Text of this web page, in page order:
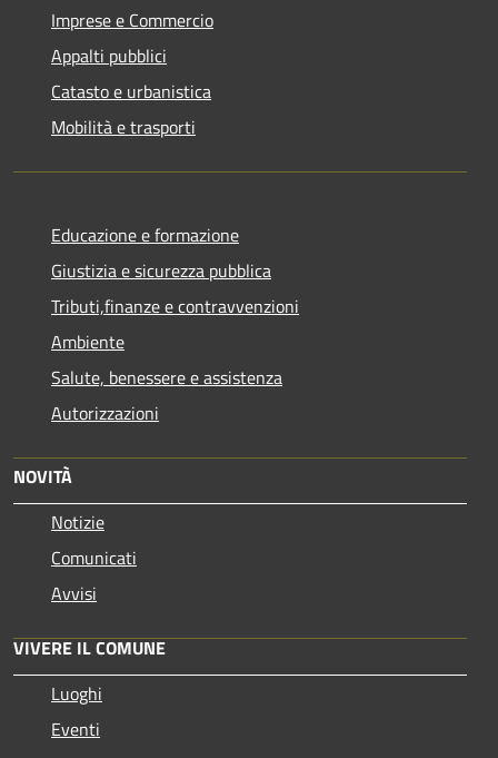
Imprese e Commercio
Appalti pubblici
Catasto e urbanistica
Mobilità e trasporti
Educazione e formazione
Giustizia e sicurezza pubblica
Tributi,finanze e contravvenzioni
Ambiente
Salute, benessere e assistenza
Autorizzazioni
NOVITÀ
Notizie
Comunicati
Avvisi
VIVERE IL COMUNE
Luoghi
Eventi